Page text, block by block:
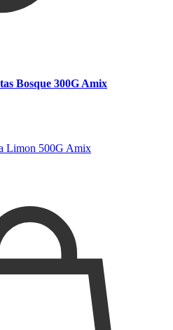
Bosque 300G Amix